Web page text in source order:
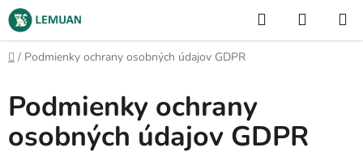
Prejsť
na
obsah
Hľadať
KOŠÍK
Domov
/ Podmienky ochrany osobných údajov GDPR
Podmienky ochrany
osobných údajov GDPR